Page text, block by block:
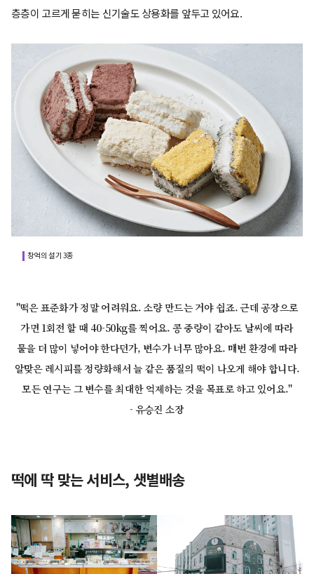
층층이 고르게 묻히는 신기술도 상용화를 앞두고 있어요.
창억의 설기 3종
"떡은 표준화가 정말 어려워요. 소량 만드는 거야 쉽죠. 근데 공장으로
가면 1회전 할 때 40-50kg를 찍어요. 콩 중량이 같아도 날씨에 따라
물을 더 많이 넣어야 한다던가, 변수가 너무 많아요. 매번 환경에 따라
알맞은 레시피를 정량화해서 늘 같은 품질의 떡이 나오게 해야 합니다.
모든 연구는 그 변수를 최대한 억제하는 것을 목표로 하고 있어요."
- 유승진 소장
떡에 딱 맞는 서비스, 샛별배송